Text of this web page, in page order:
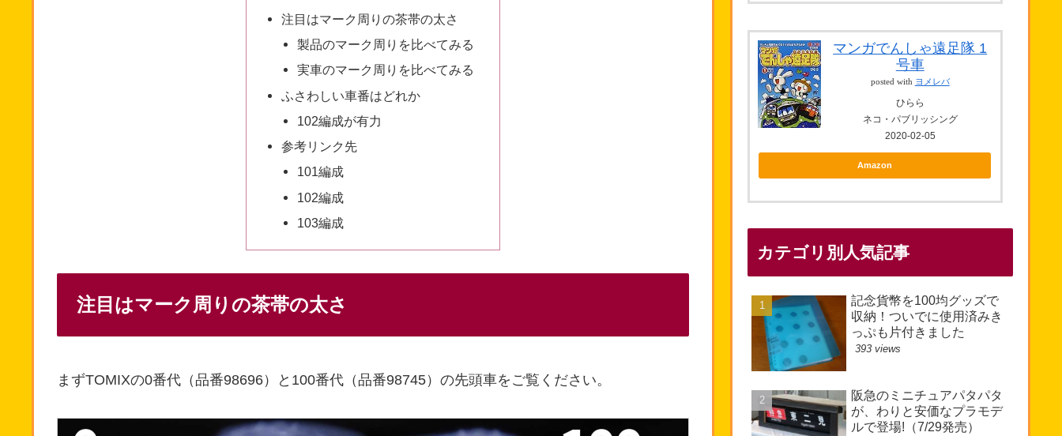
注目はマーク周りの茶帯の太さ
製品のマーク周りを比べてみる
実車のマーク周りを比べてみる
ふさわしい車番はどれか
102編成が有力
参考リンク先
101編成
102編成
103編成
注目はマーク周りの茶帯の太さ
まずTOMIXの0番代（品番98696）と100番代（品番98745）の先頭車をご覧ください。
マンガでんしゃ遠足隊 1
号車
posted with ヨメレバ
ひらら
ネコ・パブリッシング
2020-02-05
Amazon
カテゴリ別人気記事
記念貨幣を100均グッズで
収納！ついでに使用済みき
っぷも片付きました
393 views
阪急のミニチュアパタパタ
が、わりと安価なプラモデ
ルで登場!（7/29発売）